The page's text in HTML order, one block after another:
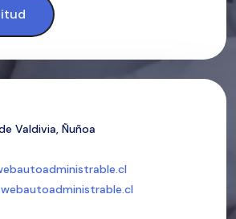
Valdivia, Ñuñoa